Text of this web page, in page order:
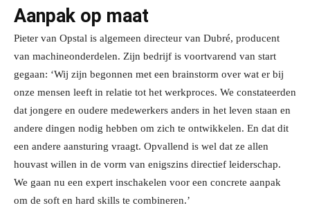
Aanpak op maat
Pieter van Opstal is algemeen directeur van Dubré, producent
van machineonderdelen. Zijn bedrijf is voortvarend van start
gegaan: ‘Wij zijn begonnen met een brainstorm over wat er bij
onze mensen leeft in relatie tot het werkproces. We constateerden
dat jongere en oudere medewerkers anders in het leven staan en
andere dingen nodig hebben om zich te ontwikkelen. En dat dit
een andere aansturing vraagt. Opvallend is wel dat ze allen
houvast willen in de vorm van enigszins directief leiderschap.
We gaan nu een expert inschakelen voor een concrete aanpak
om de soft en hard skills te combineren.’